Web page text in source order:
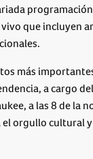
que incluyen
más
a cargo
a las 8 de la
orgullo cultural y